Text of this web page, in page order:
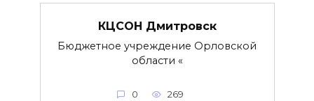
КЦСОН Дмитровск
Бюджетное учреждение Орловской
области «
0 269